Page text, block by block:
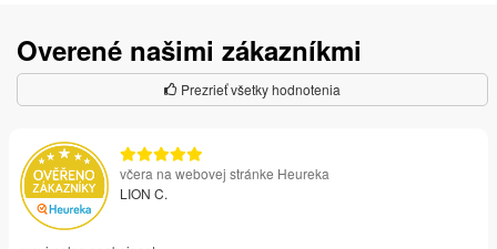
Overené našimi zákazníkmi
Prezrieť všetky hodnotenia
včera na webovej stránke Heureka
LION C.